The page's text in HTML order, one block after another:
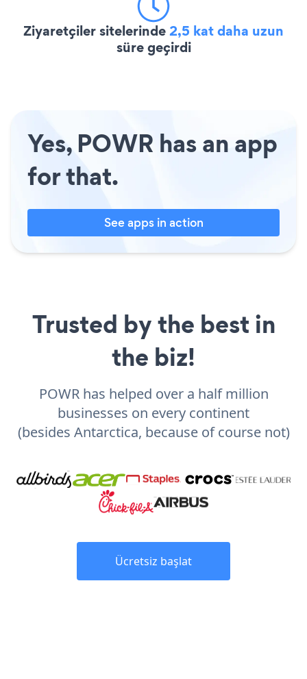
Ziyaretçiler sitelerinde2,5 kat daha uzun
süre geçirdi
Yes, POWR has an app
for that.
See apps in action
Trusted by the best in
the biz!
POWR has helped over a half million
businesses on every continent
(besides Antarctica, because of course not)
Ücretsiz başlat